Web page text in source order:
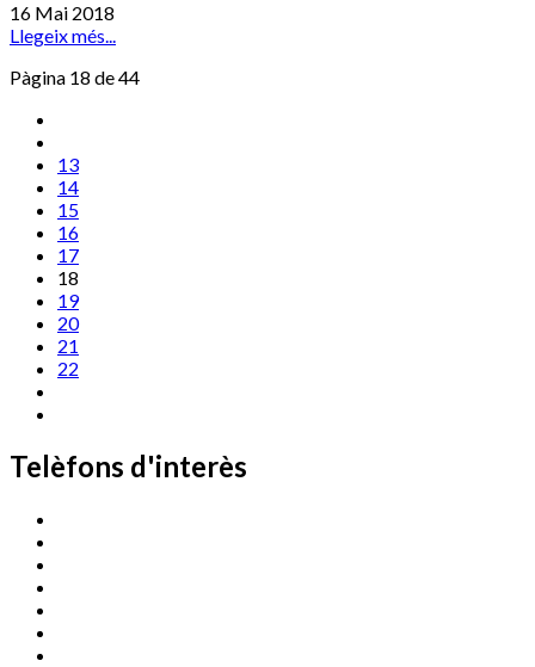
16 Mai 2018
Llegeix més...
Pàgina 18 de 44
13
14
15
16
17
18
19
20
21
22
Telèfons d'interès